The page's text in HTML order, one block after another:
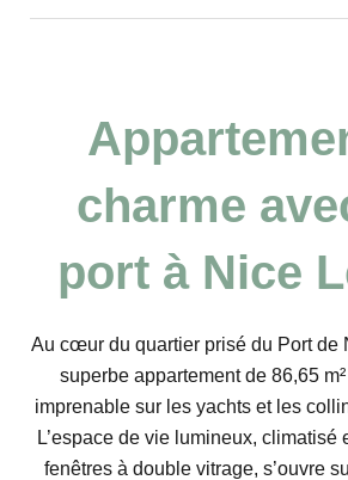
charme
port à Nice
Au cœur du quartier prisé du Port de
superbe appartement de 86,65
imprenable sur les yachts et les
L’espace de vie lumineux, climatisé
fenêtres à double vitrage, s’ouvre